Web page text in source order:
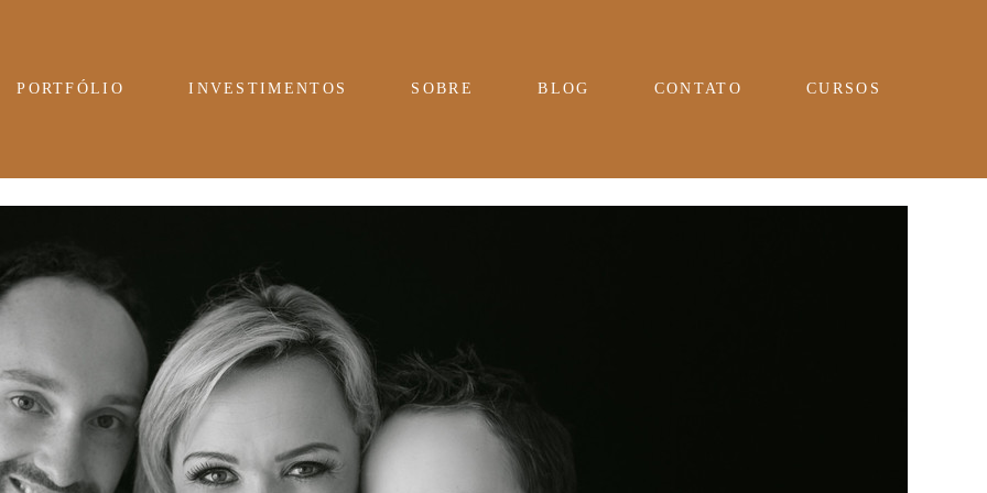
PORTFÓLIO INVESTIMENTOS SOBRE BLOG CONTATO CURSOS